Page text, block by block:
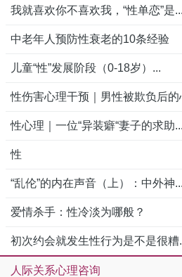
我就喜欢你不喜欢我，“性单恋”是...
中老年人预防性衰老的10条经验
儿童“性”发展阶段（0-18岁）...
性伤害心理干预｜男性被欺负后的
性心理｜一位“异装癖“妻子的求助...
性
“乱伦”的内在声音（上）：中外神...
爱情杀手：性冷淡为哪般？
初次约会就发生性行为是不是很糟
人际关系心理咨询